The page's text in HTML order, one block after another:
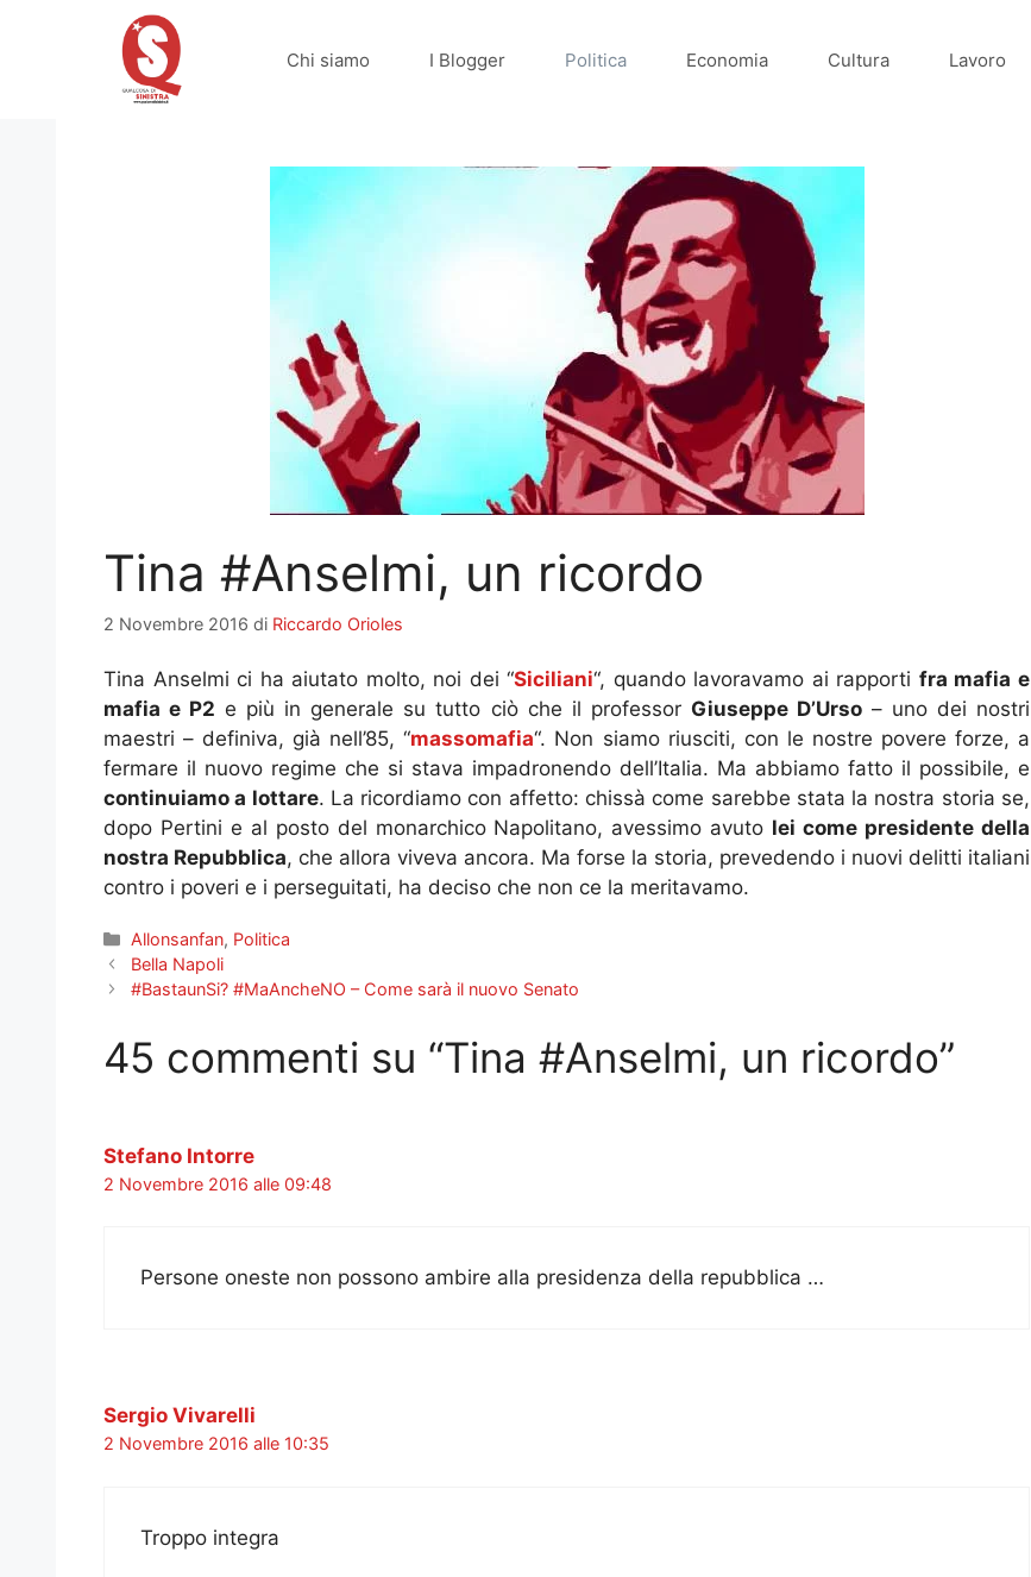
Chi siamo I Blogger Politica Economia Cultura Lavoro
Tina #Anselmi, un ricordo
2 Novembre 2016 di Riccardo Orioles
Tina Anselmi ci ha aiutato molto, noi dei “Siciliani“, quando lavoravamo ai rapporti fra mafia e
mafia e P2 e più in generale su tutto ciò che il professor Giuseppe D’Urso– uno dei nostri
maestri – definiva, già nell’85, “massomafia“. Non siamo riusciti, con le nostre povere forze, a
fermare il nuovo regime che si stava impadronendo dell’Italia. Ma abbiamo fatto il possibile, e
continuiamo a lottare. La ricordiamo con affetto: chissà come sarebbe stata la nostra storia se,
dopo Pertini e al posto del monarchico Napolitano, avessimo avuto lei come presidente della
nostra Repubblica, che allora viveva ancora. Ma forse la storia, prevedendo i nuovi delitti italiani
contro i poveri e i perseguitati, ha deciso che non ce la meritavamo.
Categorie
Allonsanfan, Politica
Bella Napoli
#BastaunSi? #MaAncheNO – Come sarà il nuovo Senato
45 commenti su “Tina #Anselmi, un ricordo”
Stefano Intorre
2 Novembre 2016 alle 09:48
Persone oneste non possono ambire alla presidenza della repubblica …
Sergio Vivarelli
2 Novembre 2016 alle 10:35
Troppo integra